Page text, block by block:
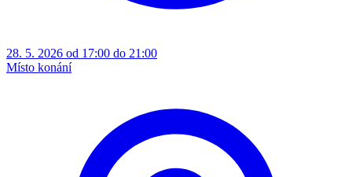
28. 5. 2026 od 17:00 do 21:00
Místo konání